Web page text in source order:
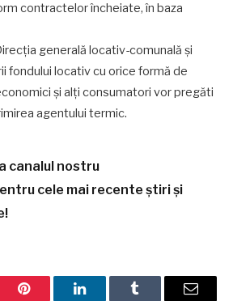
contractelor încheiate, în baza
generală locativ-comunală și
fondului locativ cu orice formă de
și alți consumatori vor pregăti
agentului termic.
canalul nostru
cele mai recente știri și